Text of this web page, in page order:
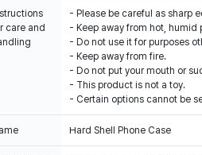
care and
- Please be careful as sharp
- Keep away from hot,
- Do not use it for purposes
- Keep away from fire.
- Do not put your mouth or
- This product is not a toy.
- Certain options cannot be
Hard Shell Phone Case